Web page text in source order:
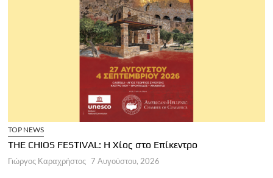
TOP NEWS
THE CHIOS FESTIVAL: Η Χίος στο Επίκεντρο
Γιώργος Καραχρήστος 7 Αυγούστου, 2026